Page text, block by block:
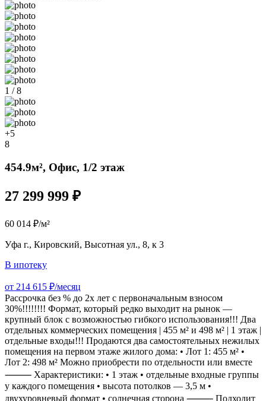
1 / 8
+5
8
454.9м², Офис, 1/2 этаж
27 299 999 ₽
60 014 ₽/м²
Уфа г., Кировский, Высотная ул., 8, к 3
В ипотеку
от 214 615 ₽/месяц
Рассрочка без % до 2х лет с первоначальным взносом
30%!!!!!!!! Формат, который редко выходит на рынок —
крупный блок с возможностью гибкого использования!!! Два
отдельных коммерческих помещения | 455 м² и 498 м² | 1 этаж |
отдельные входы!!! Продаются два самостоятельных нежилых
помещения на первом этаже жилого дома: • Лот 1: 455 м² •
Лот 2: 498 м² Можно приобрести по отдельности или вместе
⸻ Характеристики: • 1 этаж • отдельные входные группы
у каждого помещения • высота потолков — 3,5 м •
двухуровневый формат • солнечная сторона ⸻ Подходит